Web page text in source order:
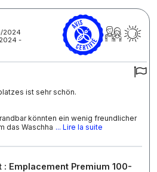
2024
-
ist sehr schön.
könnten ein wenig freundlicher
das Waschha ... Lire la suite
Emplacement Premium 100-